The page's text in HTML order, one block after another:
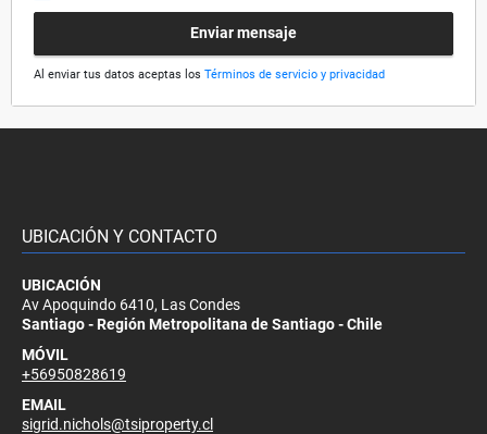
Enviar mensaje
Al enviar tus datos aceptas los Términos de servicio y privacidad
UBICACIÓN Y CONTACTO
UBICACIÓN
Av Apoquindo 6410, Las Condes
Santiago - Región Metropolitana de Santiago - Chile
MÓVIL
+56950828619
EMAIL
sigrid.nichols@tsiproperty.cl